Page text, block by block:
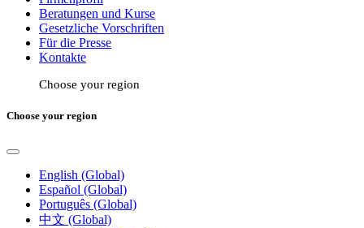
Beratungen und Kurse
Gesetzliche Vorschriften
Für die Presse
Kontakte
Choose your region
Choose your region
English (Global)
Español (Global)
Português (Global)
中文 (Global)